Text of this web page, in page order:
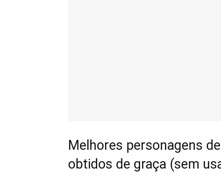
Melhores personagens
obtidos de graça (sem